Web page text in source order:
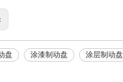
盘 涂漆制动盘 涂层制动盘